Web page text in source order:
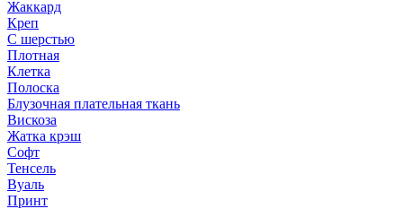
Жаккард
Креп
С шерстью
Плотная
Клетка
Полоска
Блузочная плательная ткань
Вискоза
Жатка крэш
Софт
Тенсель
Вуаль
Принт